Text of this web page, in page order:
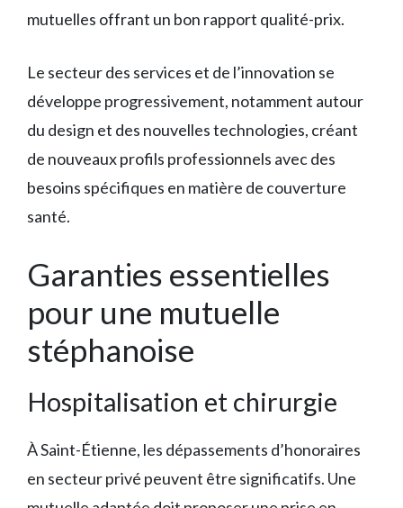
mutuelles offrant un bon rapport qualité-prix.
Le secteur des services et de l’innovation se
développe progressivement, notamment autour
du design et des nouvelles technologies, créant
de nouveaux profils professionnels avec des
besoins spécifiques en matière de couverture
santé.
Garanties essentielles
pour une mutuelle
stéphanoise
Hospitalisation et chirurgie
À Saint-Étienne, les dépassements d’honoraires
en secteur privé peuvent être significatifs. Une